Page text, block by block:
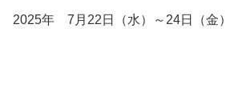
2025年 7月22日（水）～24日（金）